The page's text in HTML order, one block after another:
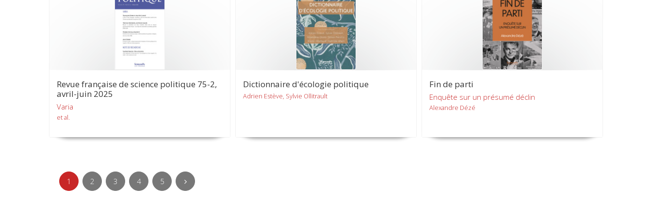
Revue française de science politique 75-2,
avril-juin 2025
Varia
et al.
Dictionnaire d'écologie politique
Adrien Estève, Sylvie Ollitrault
Fin de parti
Enquête sur un présumé déclin
Alexandre Dézé
1 2 3 4 5